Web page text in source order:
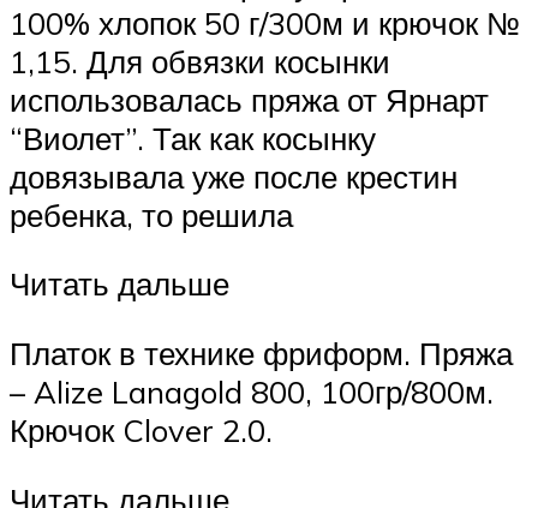
100% хлопок 50 г/300м и крючок №
1,15. Для обвязки косынки
использовалась пряжа от Ярнарт
“Виолет”. Так как косынку
довязывала уже после крестин
ребенка, то решила
Читать дальше
Платок в технике фриформ. Пряжа
– Alize Lanagold 800, 100гр/800м.
Крючок Clover 2.0.
Читать дальше